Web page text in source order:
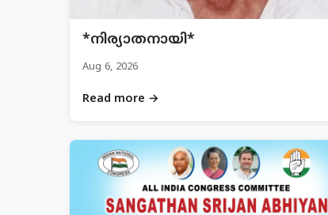
*നിര്യാതനായി*
Aug 6, 2026
Read more →